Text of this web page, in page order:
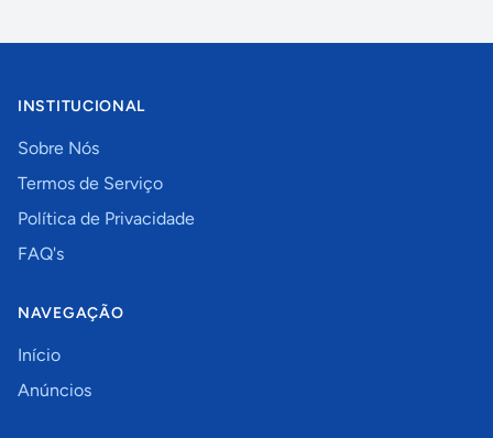
INSTITUCIONAL
Sobre Nós
Termos de Serviço
Política de Privacidade
FAQ's
NAVEGAÇÃO
Início
Anúncios